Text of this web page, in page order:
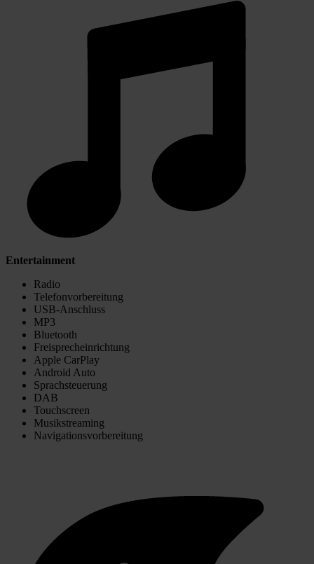
Entertainment
Radio
Telefonvorbereitung
USB-Anschluss
MP3
Bluetooth
Freisprecheinrichtung
Apple CarPlay
Android Auto
Sprachsteuerung
DAB
Touchscreen
Musikstreaming
Navigationsvorbereitung